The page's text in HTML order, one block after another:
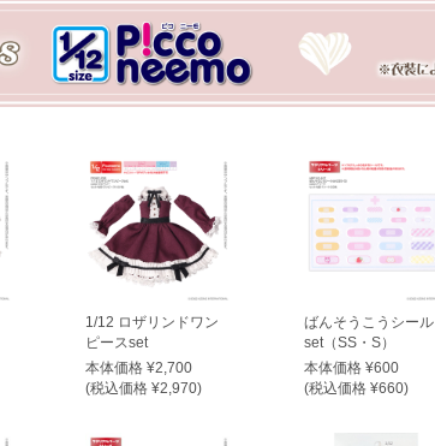
1/12 ロザリンドワン
ピースset
本体価格 ¥2,700
(税込価格 ¥2,970)
ばんそうこうシール
set（SS・S）
本体価格 ¥600
(税込価格 ¥660)